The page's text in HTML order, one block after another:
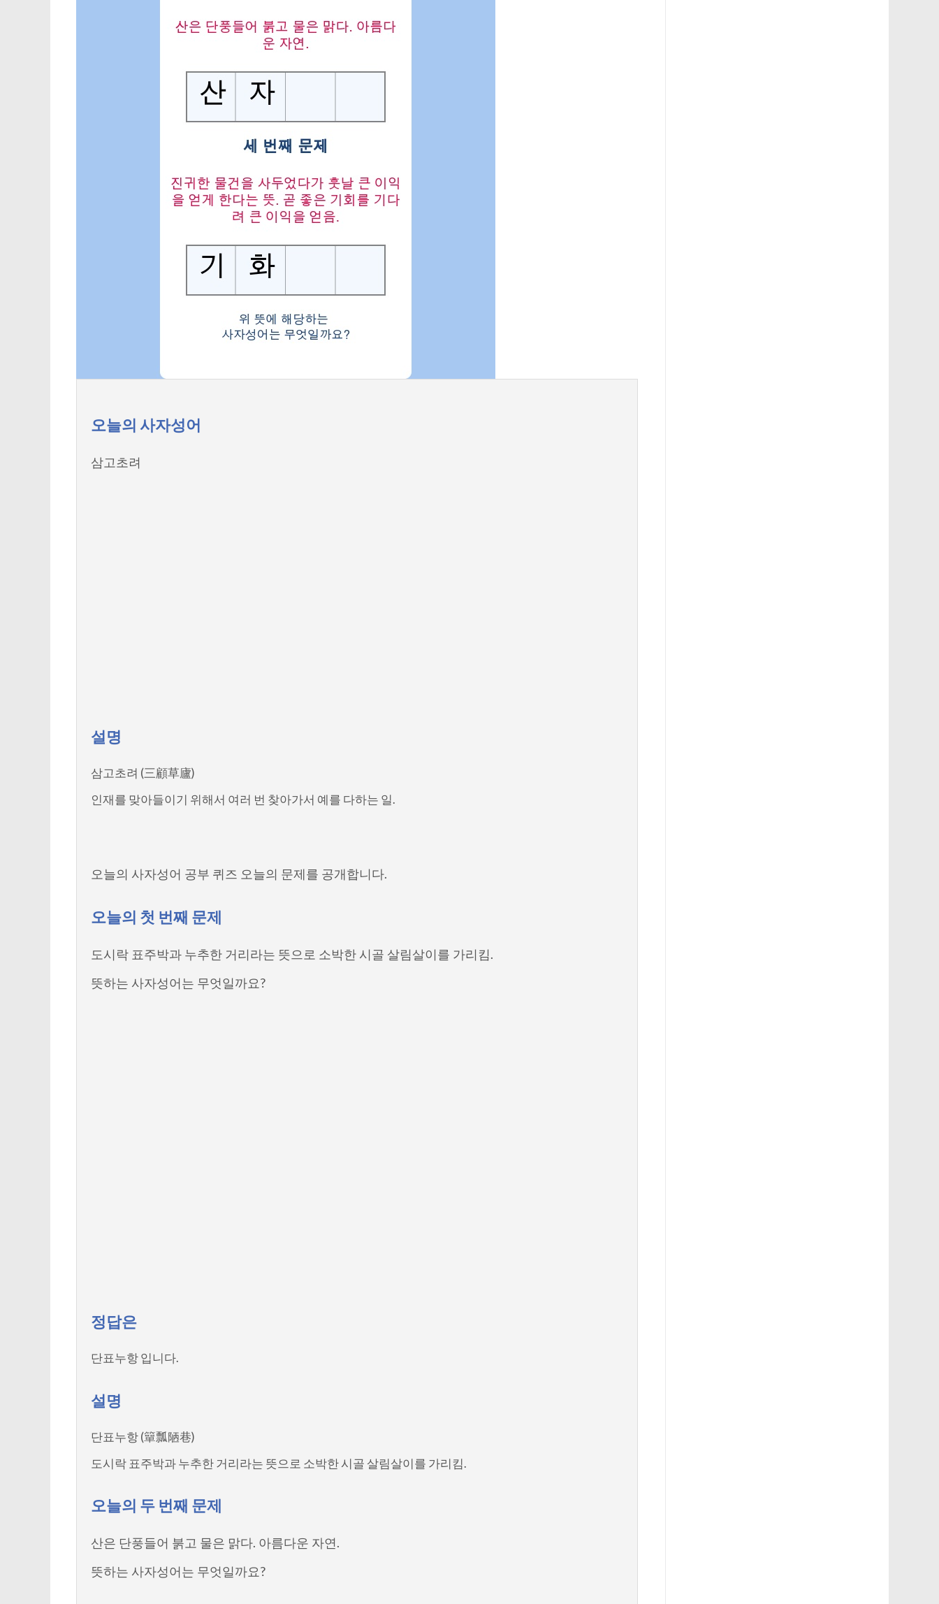
오늘의 사자성어
삼고초려
설명
삼고초려 (三顧草廬)
인재를 맞아들이기 위해서 여러 번 찾아가서 예를 다하는 일.
오늘의 사자성어 공부 퀴즈 오늘의 문제를 공개합니다.
오늘의 첫 번째 문제
도시락 표주박과 누추한 거리라는 뜻으로 소박한 시골 살림살이를 가리킴.
뜻하는 사자성어는 무엇일까요?
정답은
단표누항 입니다.
설명
단표누항 (簞瓢陋巷)
도시락 표주박과 누추한 거리라는 뜻으로 소박한 시골 살림살이를 가리킴.
오늘의 두 번째 문제
산은 단풍들어 붉고 물은 맑다. 아름다운 자연.
뜻하는 사자성어는 무엇일까요?